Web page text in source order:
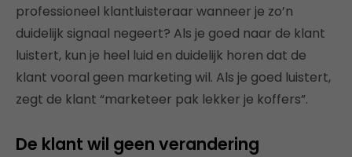
professioneel klantluisteraar wanneer je zo’n
duidelijk signaal negeert? Als je goed naar de klant
luistert, kun je heel luid en duidelijk horen dat de
klant vooral geen marketing wil. Als je goed luistert,
zegt de klant “marketeer pak lekker je koffers”.
De klant wil geen verandering